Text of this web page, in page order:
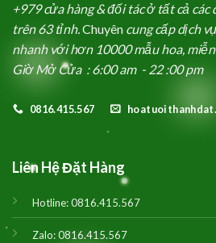
+979 cửa hàng & đối tác ở tất cả
trên 63 tỉnh. Chuyên cung cấp dịch
nhanh với hơn 10000 mẫu hoa,
Giờ Mở Cửa : 6:00 am - 22 :00 pm
0816.415.567
Liên Hệ Đặt Hàng
Hotline:0816.415.567
Zalo:0816.415.567